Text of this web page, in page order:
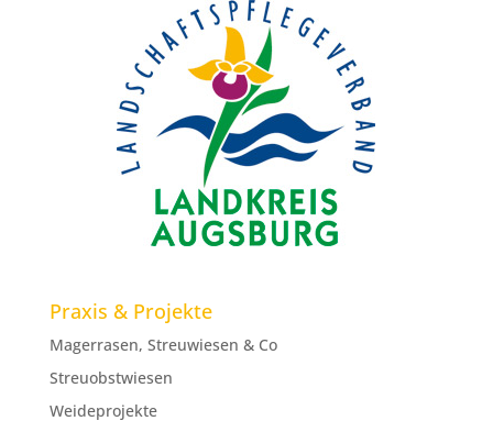
Praxis & Projekte
Magerrasen, Streuwiesen & Co
Streuobstwiesen
Weideprojekte